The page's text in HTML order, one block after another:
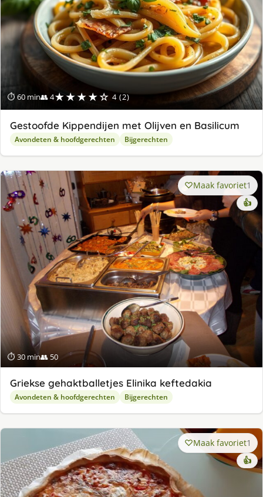
⏱ 60 min👥 4★★★★☆ 4 (2)
Gestoofde Kippendijen met Olijven en Basilicum
Avondeten & hoofdgerechten Bijgerechten
⏱ 30 min👥 50
Maak favoriet1
👍
Griekse gehaktballetjes Elinika keftedakia
Avondeten & hoofdgerechten Bijgerechten
Maak favoriet1
👍